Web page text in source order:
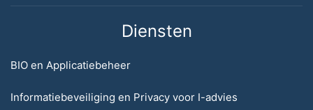
Diensten
BIO en Applicatiebeheer
Informatiebeveiliging en Privacy voor I-advies